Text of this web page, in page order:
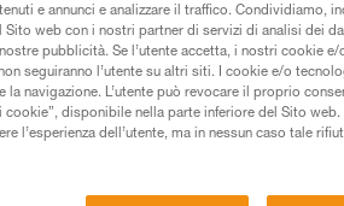
e annunci e analizzare il traffico. Condividiamo,
Sito web con i nostri partner di servizi di analisi dei
pubblicità. Se l’utente accetta, i nostri cookie
seguiranno l’utente su altri siti. I cookie e/o
la navigazione. L’utente può revocare il proprio
disponibile nella parte inferiore del Sito
l’esperienza dell’utente, ma in nessun caso tale